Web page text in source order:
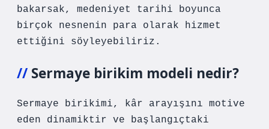
bakarsak, medeniyet tarihi boyunca
birçok nesnenin para olarak hizmet
ettiğini söyleyebiliriz.
Sermaye birikim modeli nedir?
Sermaye birikimi, kâr arayışını motive
eden dinamiktir ve başlangıçtaki